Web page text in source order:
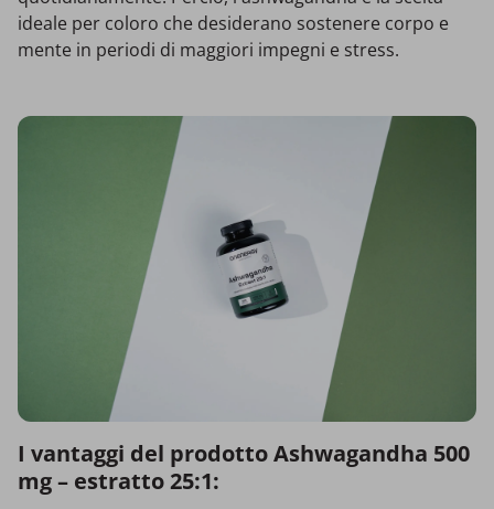
ideale per coloro che desiderano sostenere corpo e
mente in periodi di maggiori impegni e stress.
I vantaggi del prodotto Ashwagandha 500
mg – estratto 25:1: